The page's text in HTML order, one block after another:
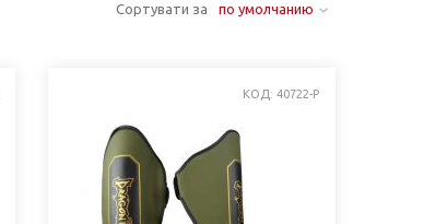
Сортувати за по умолчанию
КОД: 40722-P